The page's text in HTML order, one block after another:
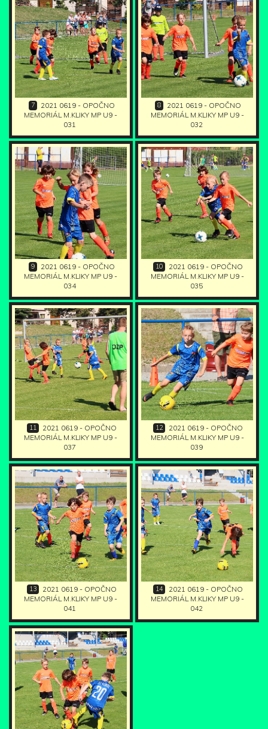
7
2021 0619 - OPOČNO
MEMORIÁL M.KLIKY MP U9 -
031
8
2021 0619 - OPOČNO
MEMORIÁL M.KLIKY MP U9 -
032
9
2021 0619 - OPOČNO
MEMORIÁL M.KLIKY MP U9 -
034
10
2021 0619 - OPOČNO
MEMORIÁL M.KLIKY MP U9 -
035
11
2021 0619 - OPOČNO
MEMORIÁL M.KLIKY MP U9 -
037
12
2021 0619 - OPOČNO
MEMORIÁL M.KLIKY MP U9 -
039
13
2021 0619 - OPOČNO
MEMORIÁL M.KLIKY MP U9 -
041
14
2021 0619 - OPOČNO
MEMORIÁL M.KLIKY MP U9 -
042